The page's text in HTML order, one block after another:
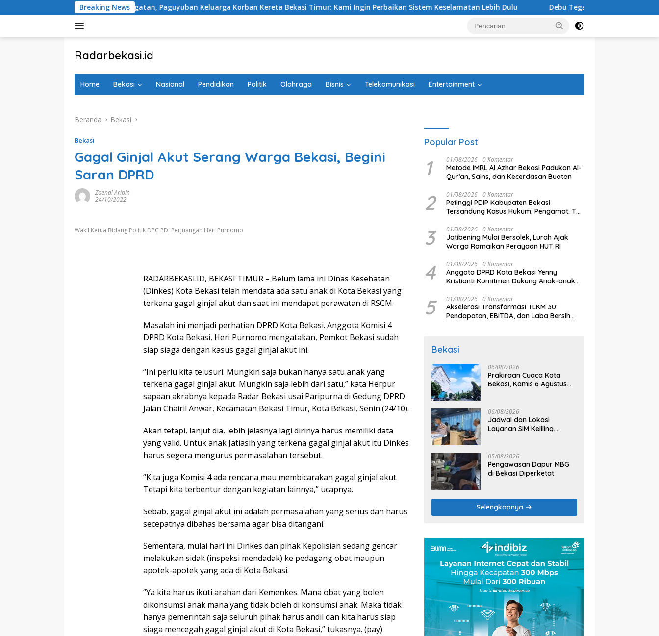
ke
Breaking News
Tugu Peringatan, Paguyuban Keluarga Korban Kereta Bekasi Timur: Kami Ingin Perbaikan Sistem Keselamatan Lebih Dulu Debu Tegal Danas Cikarang Belum Teratasi, Warga
Radarbekasi.id
Bekasi
Home Bekasi Nasional Pendidikan Politik Olahraga Bisnis Telekomunikasi Entertainment
Beranda Bekasi
Bekasi
Gagal Ginjal Akut Serang Warga Bekasi, Begini
Saran DPRD
Zaenal Aripin
24/10/2022
Wakil Ketua Bidang Politik DPC PDI Perjuangan Heri Purnomo
RADARBEKASI.ID, BEKASI TIMUR – Belum lama ini Dinas Kesehatan
(Dinkes) Kota Bekasi telah mendata ada satu anak di Kota Bekasi yang
terkana gagal ginjal akut dan saat ini mendapat perawatan di RSCM.
Masalah ini menjadi perhatian DPRD Kota Bekasi. Anggota Komisi 4
DPRD Kota Bekasi, Heri Purnomo mengatakan, Pemkot Bekasi sudah
siap siaga dengan kasus gagal ginjal akut ini.
“Ini perlu kita telusuri. Mungkin saja bukan hanya satu anak yang
terkena gagal ginjal akut. Mungkin saja lebih dari satu,” kata Herpur
sapaan akrabnya kepada Radar Bekasi usai Paripurna di Gedung DPRD
Jalan Chairil Anwar, Kecamatan Bekasi Timur, Kota Bekasi, Senin (24/10).
Akan tetapi, lanjut dia, lebih jelasnya lagi dirinya harus memiliki data
yang valid. Untuk anak Jatiasih yang terkena gagal ginjal akut itu Dinkes
harus segera mengurus permasalahan tersebut.
“Kita juga Komisi 4 ada rencana mau membicarakan gagal ginjal akut.
Tetapi kita terbentur dengan kegiatan lainnya,” ucapnya.
Sebab, gagal ginjal akut ini adalah permasalahan yang serius dan harus
secepatnya dibahas bersama agar bisa ditangani.
Sementara, mulai hari ini Dinkes dan pihak Kepolisian sedang gencar
melakukan sidak (inspeksi mendadak) ke pedagang obat maupun
apotek-apotek yang ada di Kota Bekasi.
“Ya kita harus ikuti arahan dari Kemenkes. Mana obat yang boleh
dikonsumsi anak mana yang tidak boleh di konsumsi anak. Maka tidak
hanya pemerintah saja seluruh pihak harus andil dan kita harus siap
siaga mencegah gagal ginjal akut di Kota Bekasi,” tukasnya. (pay)
Popular Post
1 01/08/2026 0 Komentar
Metode IMRL Al Azhar Bekasi Padukan Al-
Qur’an, Sains, dan Kecerdasan Buatan
2 01/08/2026 0 Komentar
Petinggi PDIP Kabupaten Bekasi
Tersandung Kasus Hukum, Pengamat: Tak
3 01/08/2026 0 Komentar
Jatibening Mulai Bersolek, Lurah Ajak
Warga Ramaikan Perayaan HUT RI
4 01/08/2026 0 Komentar
Anggota DPRD Kota Bekasi Yenny
Kristianti Komitmen Dukung Anak-anak
5 01/08/2026 0 Komentar
Akselerasi Transformasi TLKM 30:
Pendapatan, EBITDA, dan Laba Bersih
Bekasi
06/08/2026
Prakiraan Cuaca Kota
Bekasi, Kamis 6 Agustus
06/08/2026
Jadwal dan Lokasi
Layanan SIM Keliling
05/08/2026
Pengawasan Dapur MBG
di Bekasi Diperketat
Selengkapnya